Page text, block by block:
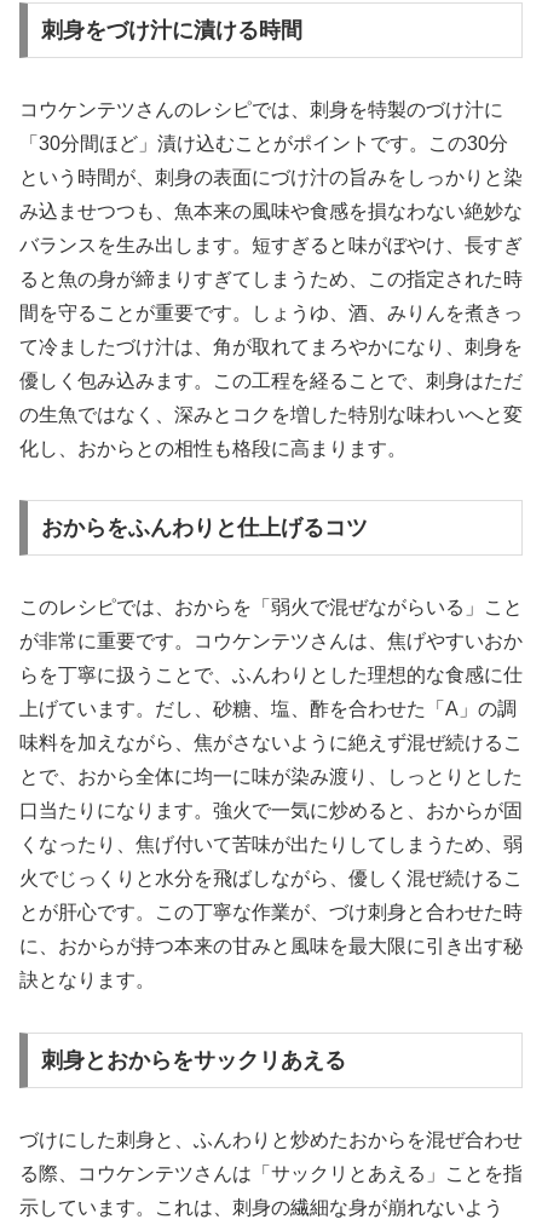
刺身をづけ汁に漬ける時間
コウケンテツさんのレシピでは、刺身を特製のづけ汁に
「30分間ほど」漬け込むことがポイントです。この30分
という時間が、刺身の表面にづけ汁の旨みをしっかりと染
み込ませつつも、魚本来の風味や食感を損なわない絶妙な
バランスを生み出します。短すぎると味がぼやけ、長すぎ
ると魚の身が締まりすぎてしまうため、この指定された時
間を守ることが重要です。しょうゆ、酒、みりんを煮きっ
て冷ましたづけ汁は、角が取れてまろやかになり、刺身を
優しく包み込みます。この工程を経ることで、刺身はただ
の生魚ではなく、深みとコクを増した特別な味わいへと変
化し、おからとの相性も格段に高まります。
おからをふんわりと仕上げるコツ
このレシピでは、おからを「弱火で混ぜながらいる」こと
が非常に重要です。コウケンテツさんは、焦げやすいおか
らを丁寧に扱うことで、ふんわりとした理想的な食感に仕
上げています。だし、砂糖、塩、酢を合わせた「A」の調
味料を加えながら、焦がさないように絶えず混ぜ続けるこ
とで、おから全体に均一に味が染み渡り、しっとりとした
口当たりになります。強火で一気に炒めると、おからが固
くなったり、焦げ付いて苦味が出たりしてしまうため、弱
火でじっくりと水分を飛ばしながら、優しく混ぜ続けるこ
とが肝心です。この丁寧な作業が、づけ刺身と合わせた時
に、おからが持つ本来の甘みと風味を最大限に引き出す秘
訣となります。
刺身とおからをサックリあえる
づけにした刺身と、ふんわりと炒めたおからを混ぜ合わせ
る際、コウケンテツさんは「サックリとあえる」ことを指
示しています。これは、刺身の繊細な身が崩れないよう